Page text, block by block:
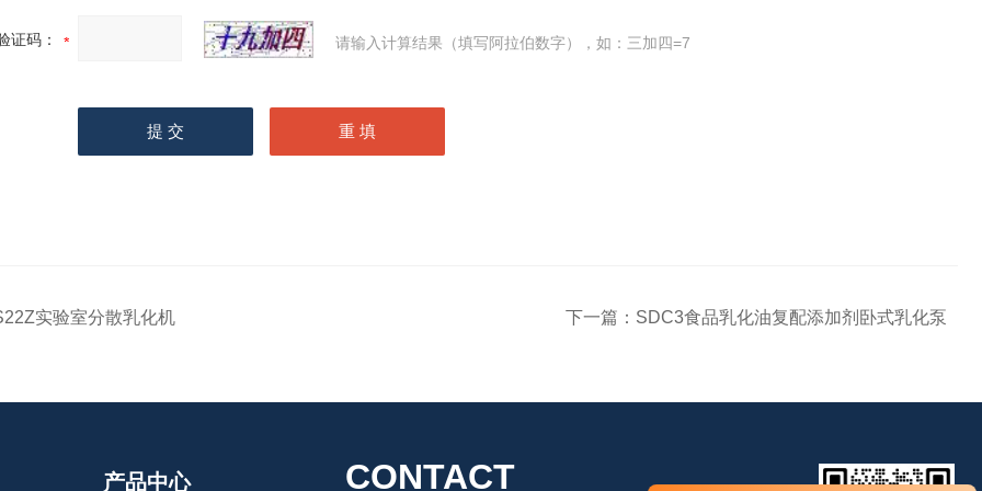
证码： 请输入计算结果（填写阿拉伯数字），如：三加四=7
实验室分散乳化机 下一篇： SDC3食品乳化油复配添加剂卧式乳化泵
产品中心 CONTACT